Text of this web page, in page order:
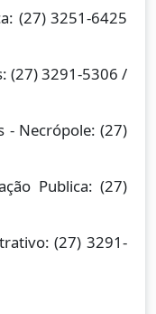
(27) 3251-6425
(27) 3291-5306 /
- Necrópole: (27)
Publica: (27)
(27) 3291-